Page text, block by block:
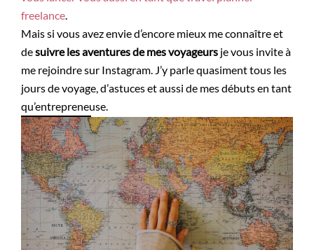
freelance.
Mais si vous avez envie d’encore mieux me connaître et
desuivre les aventures de mes voyageurs je vous invite à
me rejoindre sur Instagram. J’y parle quasiment tous les
jours de voyage, d’astuces et aussi de mes débuts en tant
qu’entrepreneuse.